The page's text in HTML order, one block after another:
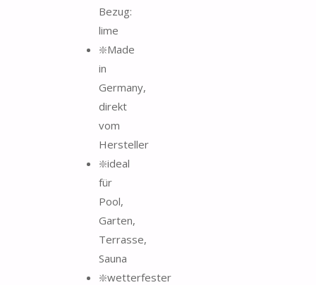
Bezug:
lime
❇️Made
in
Germany,
direkt
vom
Hersteller
❇️ideal
für
Pool,
Garten,
Terrasse,
Sauna
❇️wetterfester